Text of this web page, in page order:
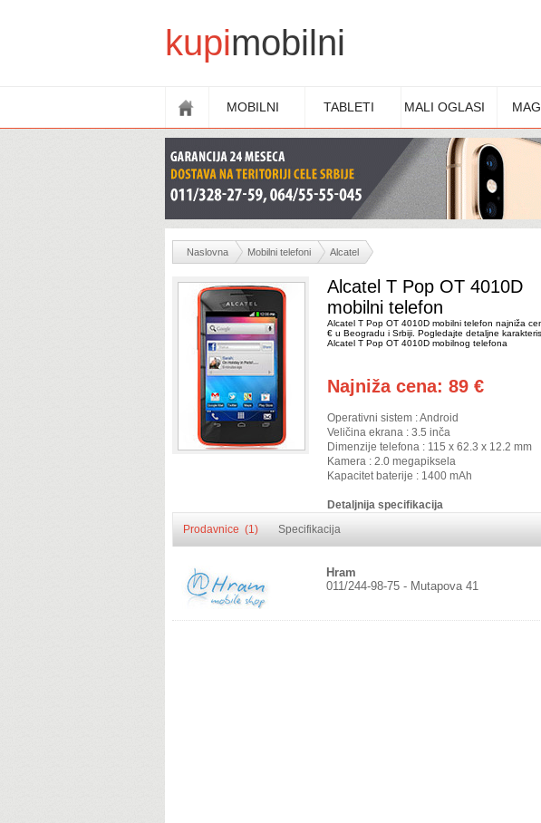
kupimobilni
MOBILNI TABLETI MALI OGLASI
Naslovna Mobilni telefoni Alcatel
Alcatel T Pop OT 4010D
mobilni telefon
Alcatel T Pop OT 4010D mobilni telefon najniža
€ u Beogradu i Srbiji. Pogledajte detaljne
Alcatel T Pop OT 4010D mobilnog telefona
Najniža cena: 89 €
Operativni sistem : Android
Veličina ekrana : 3.5 inča
Dimenzije telefona : 115 x 62.3 x 12.2 mm
Kamera : 2.0 megapiksela
Kapacitet baterije : 1400 mAh
Detaljnija specifikacija
Prodavnice (1) Specifikacija
Hram
011/244-98-75 - Mutapova 41